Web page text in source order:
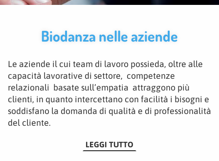
Biodanza nelle aziende
Le aziende il cui team di lavoro possieda, oltre alle
capacità lavorative di settore, competenze
relazionali basate sull’empatia attraggono più
clienti, in quanto intercettano con facilità i bisogni e
soddisfano la domanda di qualità e di professionalità
del cliente.
LEGGI TUTTO